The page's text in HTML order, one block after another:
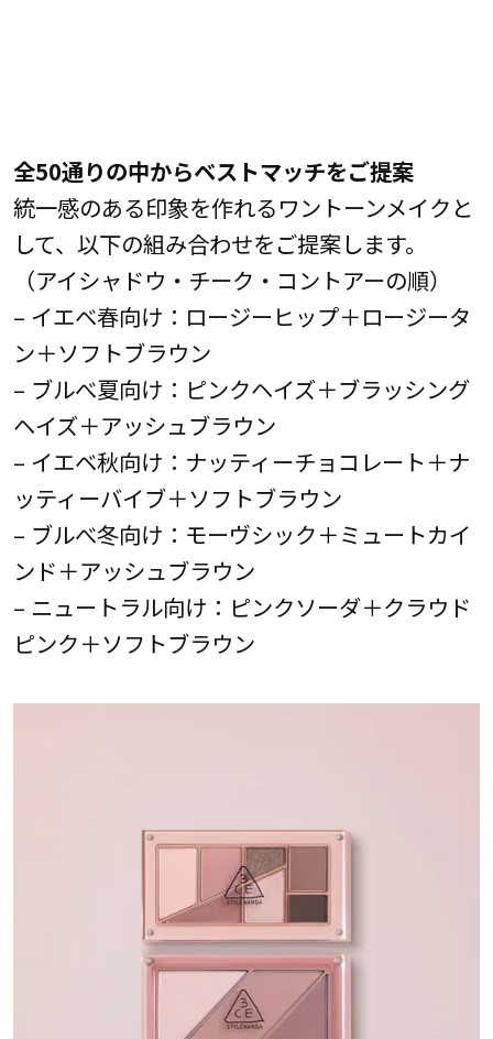
全50通りの中からベストマッチをご提案
統一感のある印象を作れるワントーンメイクと
して、以下の組み合わせをご提案します。
（アイシャドウ・チーク・コントアーの順）
– イエベ春向け：ロージーヒップ＋ロージータ
ン＋ソフトブラウン
– ブルべ夏向け：ピンクヘイズ＋ブラッシング
ヘイズ＋アッシュブラウン
– イエベ秋向け：ナッティーチョコレート＋ナ
ッティーバイブ＋ソフトブラウン
– ブルべ冬向け：モーヴシック＋ミュートカイ
ンド＋アッシュブラウン
– ニュートラル向け：ピンクソーダ＋クラウド
ピンク＋ソフトブラウン